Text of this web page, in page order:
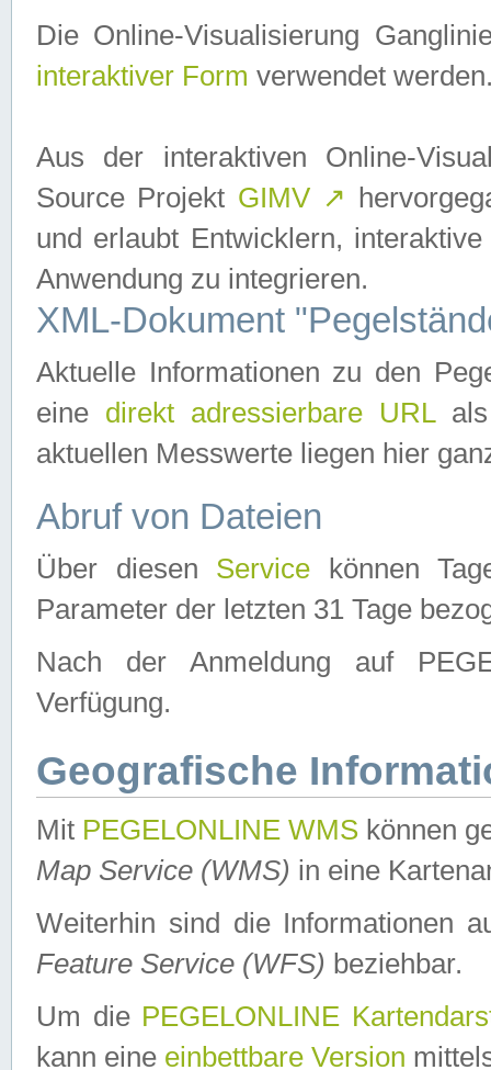
Die Online-Visualisierung
interaktiver Form verwendet
Aus der interaktiven Online-
Source Projekt GIMV ↗
und erlaubt Entwicklern,
Anwendung zu integrieren.
XML-Dokument
Aktuelle Informationen zu den
eine direkt adressierbare URLals
aktuellen Messwerte liegen hier
Abruf von Dateien
Über diesen Service können
Parameter der letzten 31 Tage
Nach der Anmeldung auf
Verfügung.
Geografische
Mit PEGELONLINE WMS können
Map Service (WMS) in eine
Weiterhin sind die Informationen
Feature Service (WFS) beziehbar.
Um die PEGELONLINE
kann eine einbettbare Version